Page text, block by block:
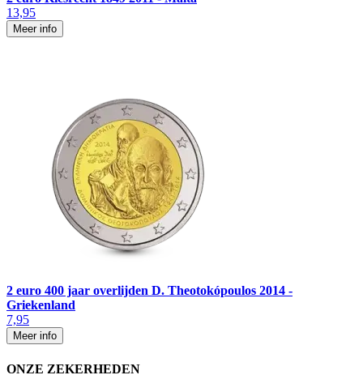
13,95
Meer info
2 euro 400 jaar overlijden D. Theotokópoulos 2014 -
Griekenland
7,95
Meer info
ONZE ZEKERHEDEN